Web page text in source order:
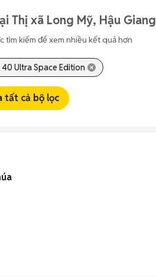
Thị xã Long Mỹ, Hậu Giang
tìm kiếm để xem nhiều kết quả hơn
Ultra Space Edition
tất cả bộ lọc